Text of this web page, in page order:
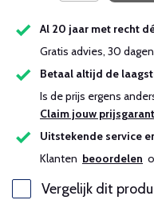
Al 20 jaar met recht
Gratis advies, 30
Betaal altijd de
Is de prijs ergens
Claim jouw
Uitstekende service
Klanten beoordelen
Vergelijk dit